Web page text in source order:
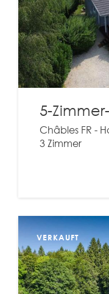
5-
Châbles FR -
3 Zimmer
VERKAUFT